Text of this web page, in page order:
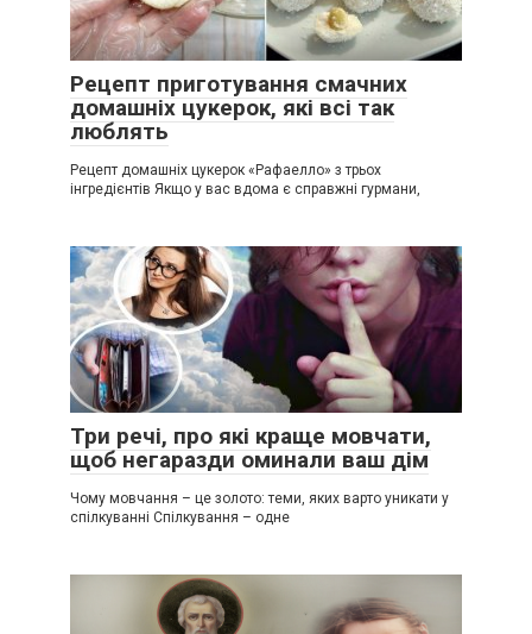
Рецепт приготування смачних
домашніх цукерок, які всі так
люблять
Рецепт домашніх цукерок «Рафаелло» з трьох
інгредієнтів Якщо у вас вдома є справжні гурмани,
Три речі, про які краще мовчати,
щоб негаразди оминали ваш дім
Чому мовчання – це золото: теми, яких варто уникати у
спілкуванні Спілкування – одне